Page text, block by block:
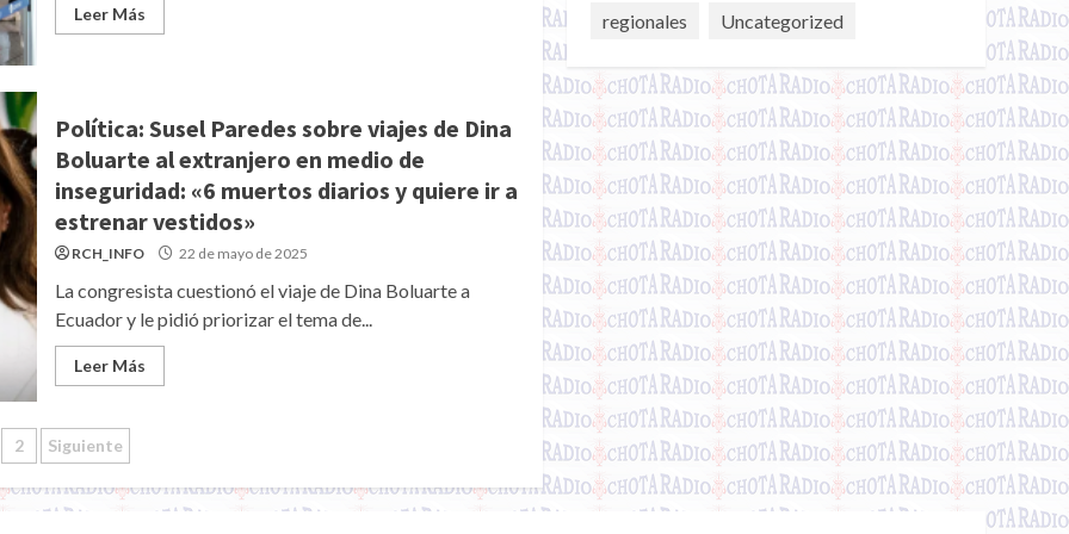
Leer Más
Política: Susel Paredes sobre viajes de Dina
Boluarte al extranjero en medio de
inseguridad: «6 muertos diarios y quiere ir a
estrenar vestidos»
RCH_INFO 22 de mayo de 2025
La congresista cuestionó el viaje de Dina Boluarte a
Ecuador y le pidió priorizar el tema de...
Leer Más
2 Siguiente
regionales
Uncategorized